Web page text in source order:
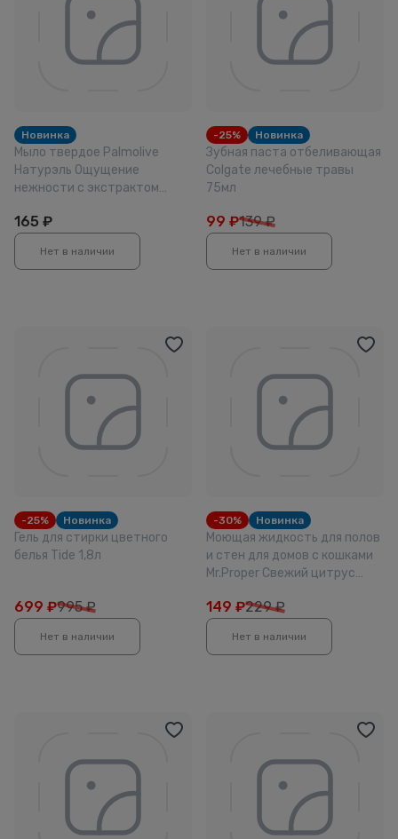
Новинка
Мыло твердое Palmolive
Натурэль Ощущение
нежности с экстрактом
150г
165 ₽
Нет в наличии
-25% Новинка
Зубная паста отбеливающая
Colgate лечебные травы
75мл
99 ₽139 ₽
Нет в наличии
-25% Новинка
Гель для стирки цветного
белья Tide 1,8л
699 ₽995 ₽
Нет в наличии
-30% Новинка
Моющая жидкость для полов
и стен для домов с кошками
Mr.Proper Свежий цитрус
149 ₽229 ₽
Нет в наличии